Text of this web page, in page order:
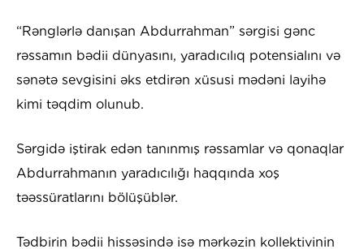
“Rənglərlə danışan Abdurrahman” sərgisi gənc
rəssamın bədii dünyasını, yaradıcılıq potensialını və
sənətə sevgisini əks etdirən xüsusi mədəni layihə
kimi təqdim olunub.
Sərgidə iştirak edən tanınmış rəssamlar və qonaqlar
Abdurrahmanın yaradıcılığı haqqında xoş
təəssüratlarını bölüşüblər.
Tədbirin bədii hissəsində isə mərkəzin kollektivinin